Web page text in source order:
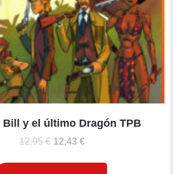
Bill y el último Dragón TPB
12,95€ El
12,43 €El
actual